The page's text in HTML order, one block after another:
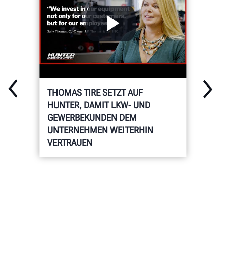
THOMAS TIRE SETZT AUF
HUNTER, DAMIT LKW- UND
GEWERBEKUNDEN DEM
UNTERNEHMEN WEITERHIN
VERTRAUEN